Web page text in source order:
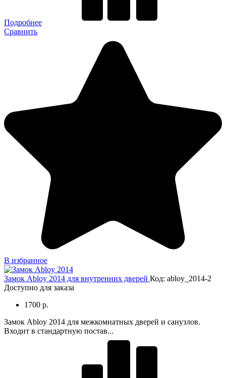
Подробнее
Сравнить
В избранное
Замок Abloy 2014 для внутренних дверей Код: abloy_2014-2
Доступно для заказа
1700 р.
Замок Abloy 2014 для межкомнатных дверей и санузлов.
Входит в стандартную постав...